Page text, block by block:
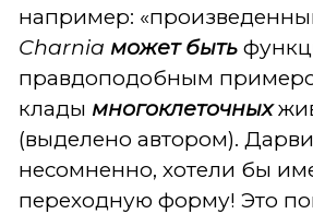
например:
Charnia может быть
правдоподобным
клады многоклеточных
(выделено автором).
несомненно, хотели бы
переходную форму! Это